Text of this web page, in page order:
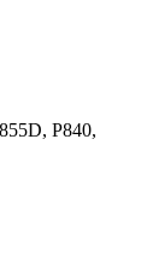
P840,